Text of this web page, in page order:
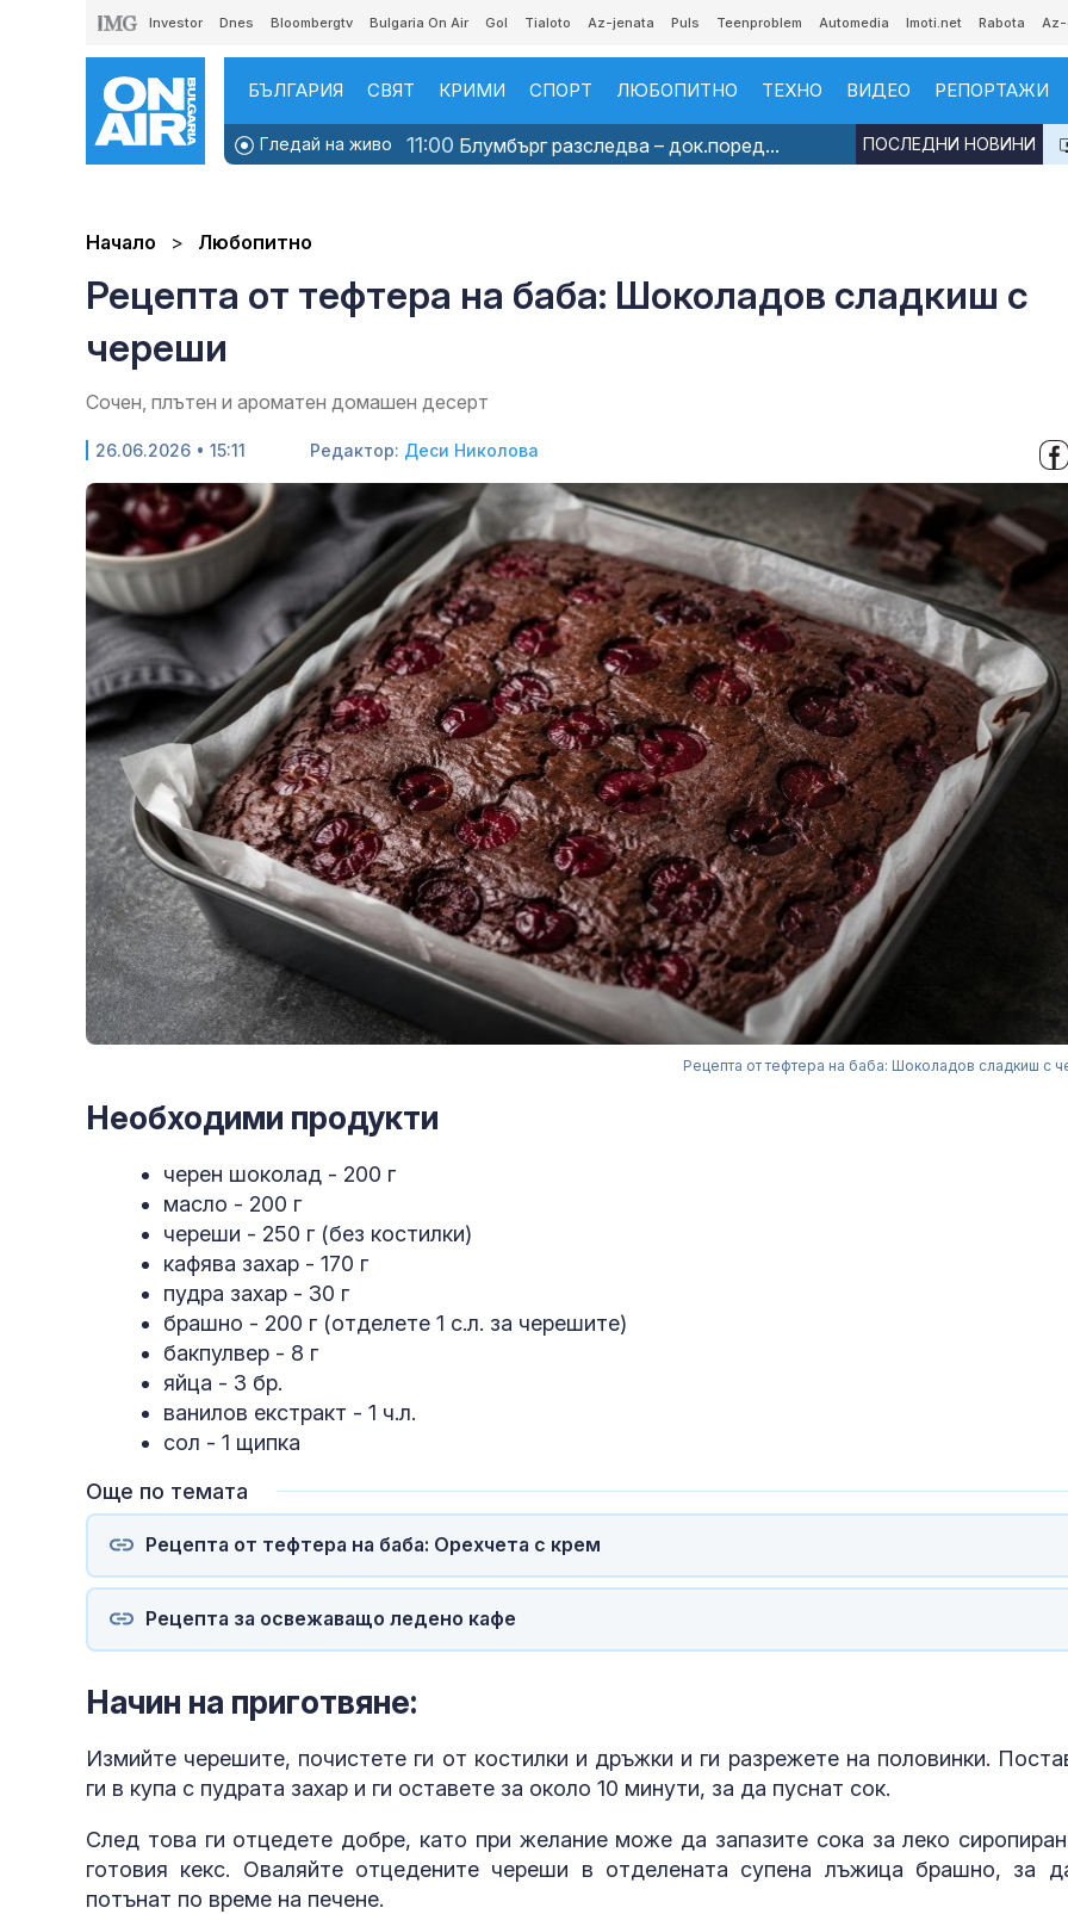
Investor Dnes Bloombergtv Bulgaria On Air Gol Tialoto Az-jenata Puls Teenproblem Automedia Imoti.net Rabota
БЪЛГАРИЯ СВЯТ КРИМИ СПОРТ ЛЮБОПИТНО ТЕХНО ВИДЕО РЕПОРТАЖИ
Гледай на живо 11:00 Блумбърг разследва – док.поред... ПОСЛЕДНИ НОВИНИ
Начало Любопитно
Рецепта от тефтера на баба: Шоколадов сладкиш с
череши
Сочен, плътен и ароматен домашен десерт
26.06.2026 • 15:11 Редактор: Деси Николова
Рецепта от тефтера на баба: Шоколадов сладкиш с
Необходими продукти
черен шоколад - 200 г
масло - 200 г
череши - 250 г (без костилки)
кафява захар - 170 г
пудра захар - 30 г
брашно - 200 г (отделете 1 с.л. за черешите)
бакпулвер - 8 г
яйца - 3 бр.
ванилов екстракт - 1 ч.л.
сол - 1 щипка
Още по темата
Рецепта от тефтера на баба: Орехчета с крем
Рецепта за освежаващо ледено кафе
Начин на приготвяне:
Измийте черешите, почистете ги от костилки и дръжки и ги разрежете на половинки.
ги в купа с пудрата захар и ги оставете за около 10 минути, за да пуснат сок.
След това ги отцедете добре, като при желание може да запазите сока за леко
готовия кекс. Оваляйте отцедените череши в отделената супена лъжица брашно, за
потънат по време на печене.
Тежка
автомобила
Министър
контролира